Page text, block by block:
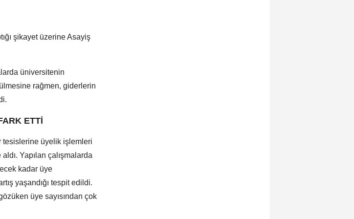
şikayet üzerine Asayiş
üniversitenin
rağmen, giderlerin
ETTİ
tesislerine üyelik işlemleri
Yapılan çalışmalarda
kadar üye
yaşandığı tespit edildi.
üye sayısından çok